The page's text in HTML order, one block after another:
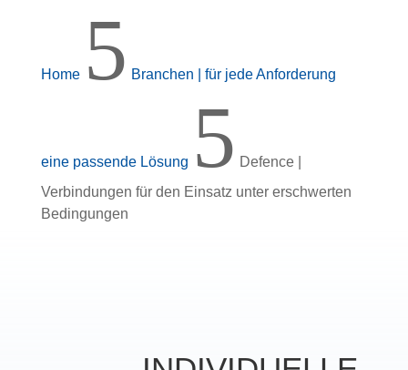
Home 5 Branchen | für jede Anforderung
eine passende Lösung 5 Defence |
Verbindungen für den Einsatz unter erschwerten
Bedingungen